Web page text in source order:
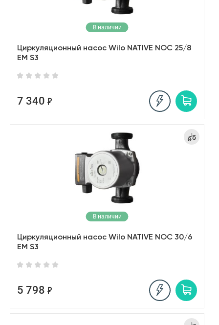
В наличии
Циркуляционный насос Wilo NATIVE NOC 25/8
EM S3
7 340
В наличии
Циркуляционный насос Wilo NATIVE NOC 30/6
EM S3
5 798